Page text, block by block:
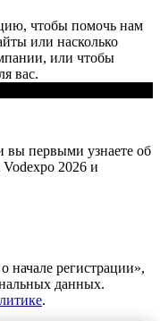
чтобы помочь нам
или насколько
или чтобы
вас.
вы первыми узнаете об
2026 и
начале регистрации»,
данных.
.